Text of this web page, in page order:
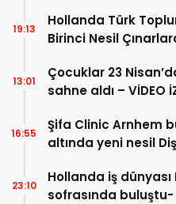
Hollanda Türk
Birinci Nesil
19:13
Çocuklar 23
sahne aldı – VİDEO
13:01
Şifa Clinic Arnhem
altında yeni nesil
16:55
Hollanda iş dünyası
sofrasında buluştu-
23:10